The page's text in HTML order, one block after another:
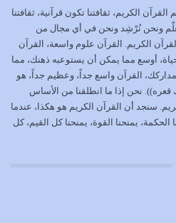
وَالصَّادِقِينَ وَالْقَانِتِينَ
للمؤمنين وهو بمثابة سبب بينهم
الكريم، ثقافتنا تكون قرآنية، ثقافتنا
ونحن نُرْشِد ونحن في أي مجال من
الكريم. القرآن علوم واسعة، القرآن
أوسع مما يمكن أن يستوعبه ذهنك، مما
القرآن واسع جداً، وعظيم جداً، هو
قعره)). نحن إذا ما انطلقنا من الأساس
سنجد أن القرآن الكريم هو هكذا، عندما
الحكمة، يمنحنا القوة، يمنحنا كل القيم، كل
وأن نتثقف بثقافة القرآن الكريم